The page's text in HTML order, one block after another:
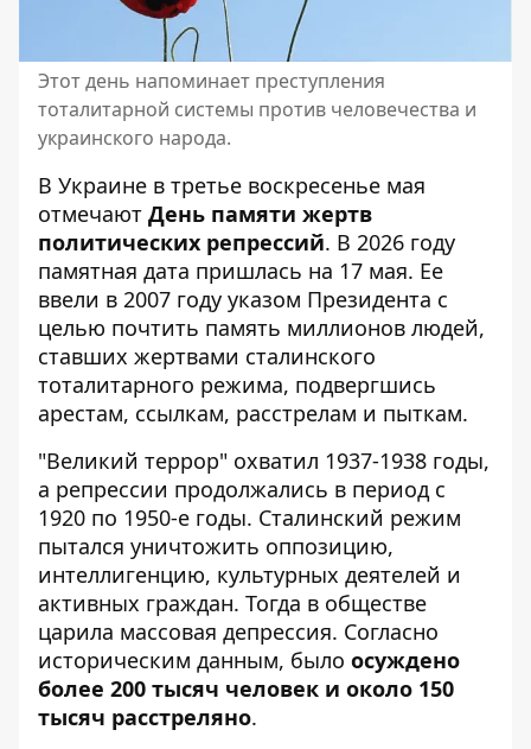
Этот день напоминает преступления
тоталитарной системы против человечества и
украинского народа.
В Украине в третье воскресенье мая
отмечают День памяти жертв
политических репрессий. В 2026 году
памятная дата пришлась на 17 мая. Ее
ввели в 2007 году указом Президента с
целью почтить память миллионов людей,
ставших жертвами сталинского
тоталитарного режима, подвергшись
арестам, ссылкам, расстрелам и пыткам.
"Великий террор" охватил 1937-1938 годы,
а репрессии продолжались в период с
1920 по 1950-е годы. Сталинский режим
пытался уничтожить оппозицию,
интеллигенцию, культурных деятелей и
активных граждан. Тогда в обществе
царила массовая депрессия. Согласно
историческим данным, было осуждено
более 200 тысяч человек и около 150
тысяч расстреляно.